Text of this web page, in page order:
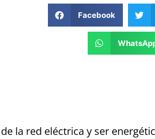
Facebook
la red eléctrica y ser